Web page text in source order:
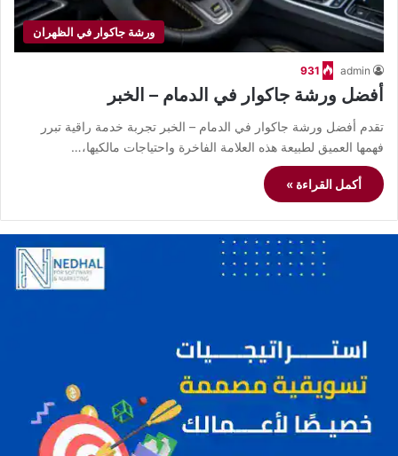
ورشة جاكوار في الظهران
admin
931
أفضل ورشة جاكوار في الدمام – الخبر
تقدم أفضل ورشة جاكوار في الدمام – الخبر تجربة خدمة راقية تبرر
فهمها العميق لطبيعة هذه العلامة الفاخرة واحتياجات مالكيها،…
أكمل القراءة »